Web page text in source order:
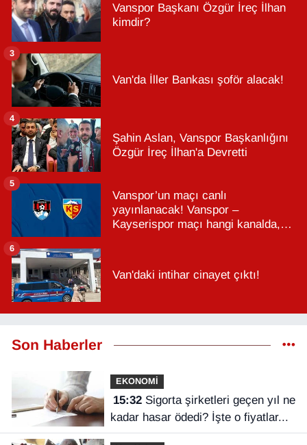
Vanspor Başkanı Özgür İreç İlhan
kimdir?
Van'da İller Bankası şoför alacak!
3
Şahin Aslan, Vanspor Başkanlığını
Özgür İreç İlhan'a Devretti
4
Vanspor’un maçı canlı
yayınlanacak! Vanspor –
Kayserispor maçı hangi kanalda,
5
Van'daki intihar cinayet çıktı!
6
Son Haberler
EKONOMİ
15:32Sigorta şirketleri geçen yıl ne
kadar hasar ödedi? İşte o fiyatlar...